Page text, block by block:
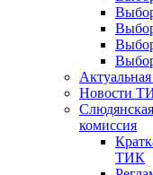
Новости
комиссия
ТИК